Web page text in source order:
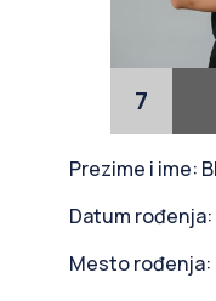
7
Prezime i ime:
Datum rođenja:
Mesto rođenja: